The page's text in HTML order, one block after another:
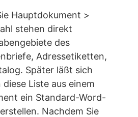
Hauptdokument >
stehen direkt
des
Adressetiketten,
Später läßt sich
Liste aus einem
ein Standard-Word-
Nachdem Sie